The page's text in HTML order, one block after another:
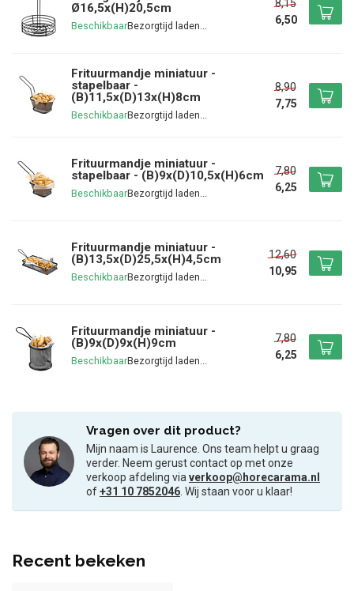
Ø16,5x(H)20,5cm
Beschikbaar
8,15
6,50
Frituurmandje miniatuur -
stapelbaar -
(B)11,5x(D)13x(H)8cm
Beschikbaar
8,90
7,75
Frituurmandje miniatuur -
stapelbaar - (B)9x(D)10,5x(H)6cm
Beschikbaar
7,80
6,25
Frituurmandje miniatuur -
(B)13,5x(D)25,5x(H)4,5cm
Beschikbaar
12,60
10,95
Frituurmandje miniatuur -
(B)9x(D)9x(H)9cm
Beschikbaar
7,80
6,25
Vragen over dit product?
Mijn naam is Laurence. Ons team helpt u graag
verder. Neem gerust contact op met onze
verkoop afdeling viaverkoop@horecarama.nl
of+31 10 7852046. Wij staan voor u klaar!
Recent bekeken